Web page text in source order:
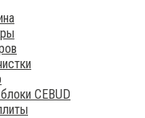
CEBUD